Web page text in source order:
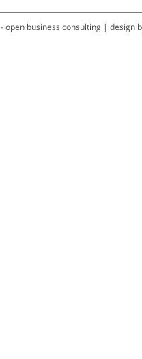
- open business consulting | design